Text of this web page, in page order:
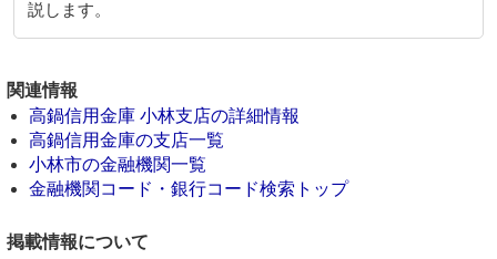
説します。
関連情報
高鍋信用金庫 小林支店の詳細情報
高鍋信用金庫の支店一覧
小林市の金融機関一覧
金融機関コード・銀行コード検索トップ
掲載情報について